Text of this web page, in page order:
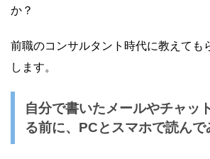
か？
前職のコンサルタント時代に教えても
します。
自分で書いたメールやチャッ
る前に、PCとスマホで読んで